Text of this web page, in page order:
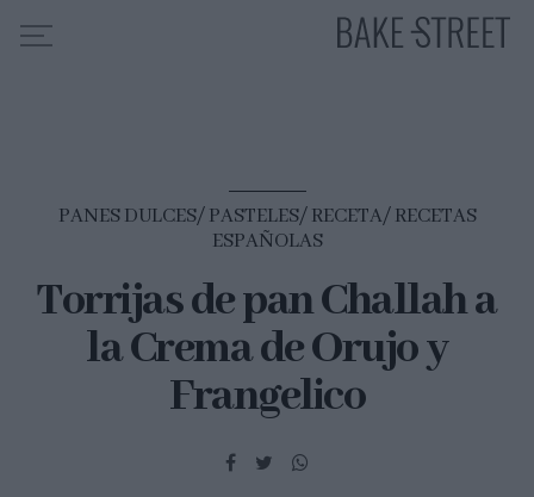
COLABORO CON
MIS CURSOS
CONTACTO
ES EN
PANES DULCES PASTELES RECETA RECETAS
ESPAÑOLAS
Torrijas de pan Challah a
la Crema de Orujo y
Frangelico